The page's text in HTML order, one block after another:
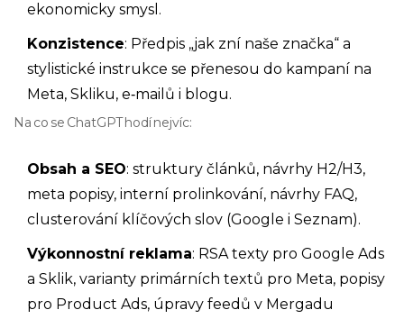
ekonomicky smysl.
Konzistence: Předpis „jak zní naše značka“ a
stylistické instrukce se přenesou do kampaní na
Meta, Skliku, e‑mailů i blogu.
Na co se ChatGPT hodí nejvíc:
Obsah a SEO: struktury článků, návrhy H2/H3,
meta popisy, interní prolinkování, návrhy FAQ,
clusterování klíčových slov (Google i Seznam).
Výkonnostní reklama: RSA texty pro Google Ads
a Sklik, varianty primárních textů pro Meta, popisy
pro Product Ads, úpravy feedů v Mergadu